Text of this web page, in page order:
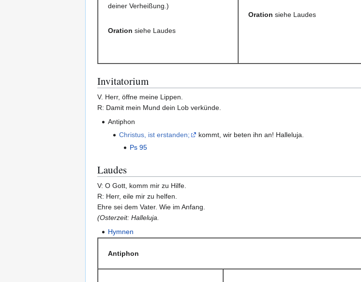
deiner Verheißung.)
Oration siehe Laudes
Oration siehe Laudes
Invitatorium
V. Herr, öffne meine Lippen.
R: Damit mein Mund dein Lob verkünde.
Antiphon
Christus, ist erstanden;
kommt, wir beten ihn an! Halleluja.
Ps 95
Laudes
V: O Gott, komm mir zu Hilfe.
R: Herr, eile mir zu helfen.
Ehre sei dem Vater. Wie im Anfang.
(Osterzeit: Halleluja.
Hymnen
Antiphon